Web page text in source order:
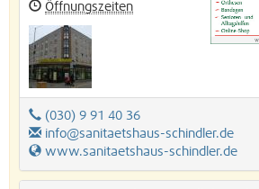
Öffnungszeiten
(030) 9 91 40 36
info@sanitaetshaus-schindler.de
www.sanitaetshaus-schindler.de